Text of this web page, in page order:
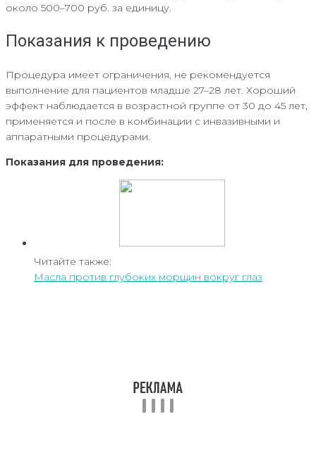
около 500–700 руб. за единицу.
Показания к проведению
Процедура имеет ограничения, не рекомендуется
выполнение для пациентов младше 27–28 лет. Хороший
эффект наблюдается в возрастной группе от 30 до 45 лет,
применяется и после в комбинации с инвазивными и
аппаратными процедурами.
Показания для проведения:
Читайте также:
Масла против глубоких морщин вокруг глаз